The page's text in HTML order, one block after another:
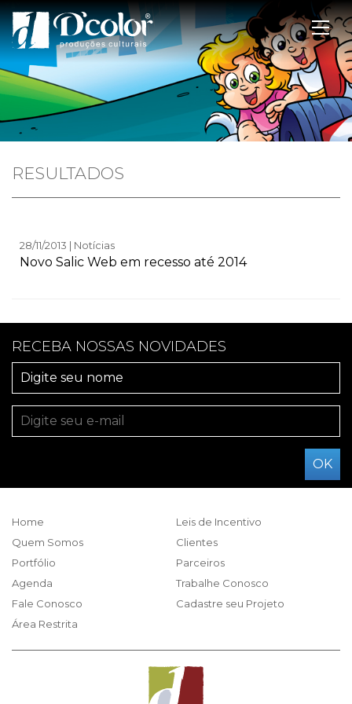
RESULTADOS
28/11/2013 | Notícias
Novo Salic Web em recesso até 2014
RECEBA NOSSAS NOVIDADES
Home
Quem Somos
Portfólio
Leis de Incentivo
Clientes
Parceiros
Agenda
Fale Conosco
Área Restrita
Trabalhe Conosco
Cadastre seu Projeto